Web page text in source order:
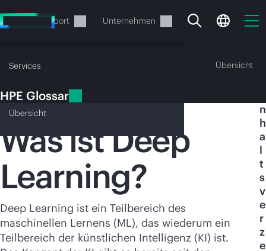
Hauptinhalt
wechseln
Support Unternehmen
Services
Ihr Warenkorb ist aktuell
leer
Besuchen Sie den HPE Store zum Stöbern,
Konfigurieren und Bestellen.
HPE Glossar Übersicht
Übersicht
HPE Glossar
Deep Learning
Was ist Deep
Learning?
Deep Learning ist ein Teilbereich des
maschinellen Lernens (ML), das wiederum ein
Teilbereich der künstlichen Intelligenz (KI) ist.
n
h
a
l
t
s
v
e
r
z
e